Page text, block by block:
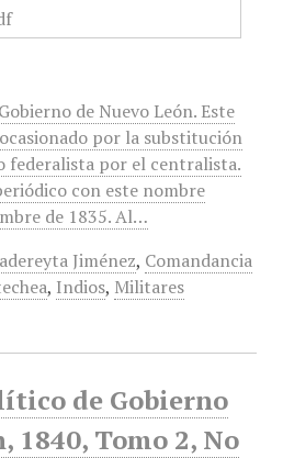
de Nuevo León. Este
por la substitución
federalista por el centralista.
con este nombre
de 1835. Al…
Jiménez, Comandancia
, Indios, Militares
de Gobierno
1840, Tomo 2, No